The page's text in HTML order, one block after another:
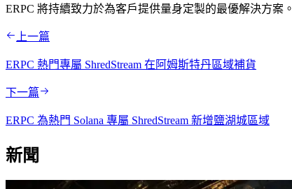
ERPC 將持續致力於為客戶提供量身定製的最優解決方案。
上一篇
ERPC 熱門專屬 ShredStream 在阿姆斯特丹區域補貨
下一篇
ERPC 為熱門 Solana 專屬 ShredStream 新增鹽湖城區域
新聞